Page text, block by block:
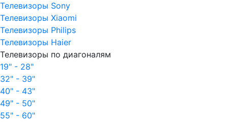
Телевизоры Sony
Телевизоры Xiaomi
Телевизоры Philips
Телевизоры Haier
Телевизоры по диагоналям
19" - 28"
32" - 39"
40" - 43"
49" - 50"
55" - 60"